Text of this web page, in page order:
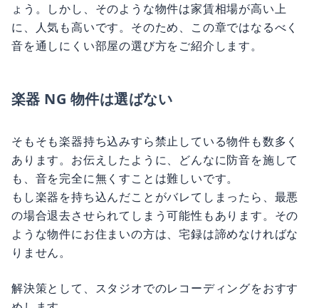
ょう。しかし、そのような物件は家賃相場が高い上
に、人気も高いです。そのため、この章ではなるべく
音を通しにくい部屋の選び方をご紹介します。
楽器 NG 物件は選ばない
そもそも楽器持ち込みすら禁止している物件も数多く
あります。お伝えしたように、どんなに防音を施して
も、音を完全に無くすことは難しいです。
もし楽器を持ち込んだことがバレてしまったら、最悪
の場合退去させられてしまう可能性もあります。その
ような物件にお住まいの方は、宅録は諦めなければな
りません。
解決策として、スタジオでのレコーディングをおすす